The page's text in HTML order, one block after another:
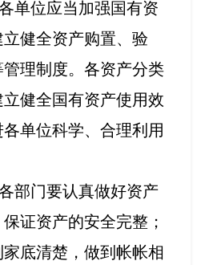
单位应当加强国有资
健全资产购置、验
理制度。各资产分类
健全国有资产使用效
单位科学、合理利用
部门要认真做好资产
证资产的安全完整；
底清楚，做到帐帐相